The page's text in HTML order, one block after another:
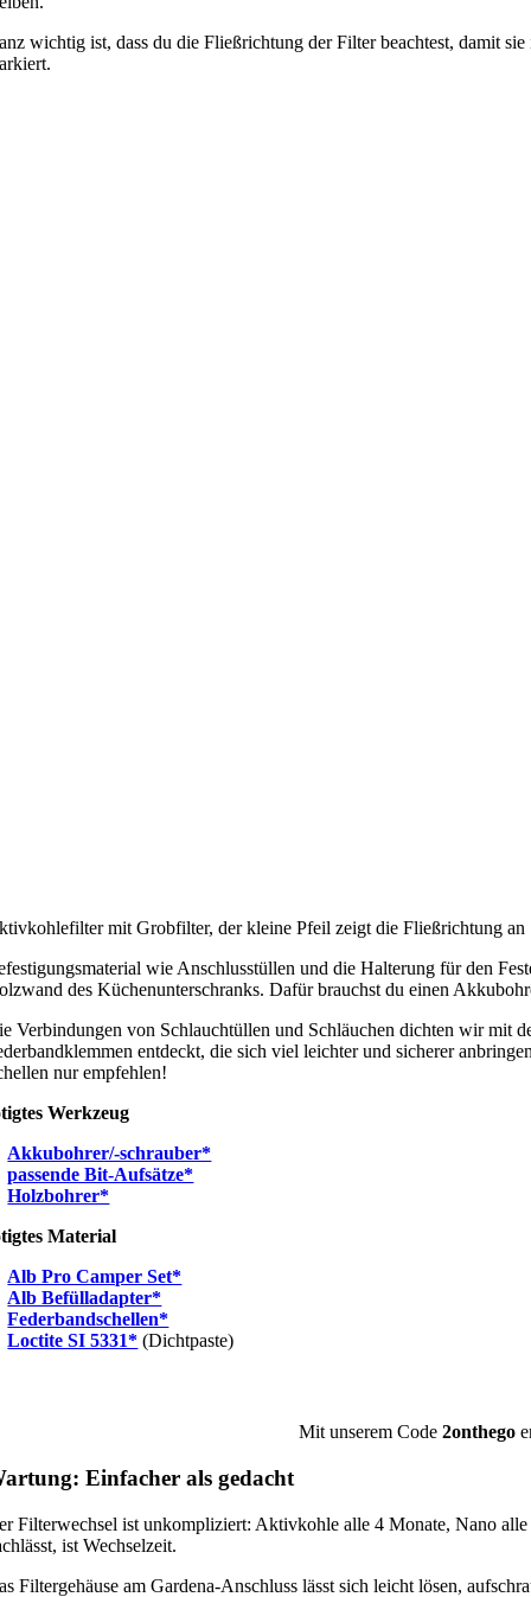
wichtig ist, dass du die Fließrichtung der Filter beachtest, damit
mit Grobfilter, der kleine Pfeil zeigt die Fließrichtung an
wie Anschlusstüllen und die Halterung für den
des Küchenunterschranks. Dafür brauchst du einen
Verbindungen von Schlauchtüllen und Schläuchen dichten wir mit
entdeckt, die sich viel leichter und sicherer
nur empfehlen!
Werkzeug
Akkubohrer/-schrauber*
passende Bit-Aufsätze*
Holzbohrer*
Material
Alb Pro Camper Set*
Alb Befülladapter*
Federbandschellen*
Loctite SI 5331* (Dichtpaste)
Mit unserem Code2onthego
Einfacher als gedacht
Filterwechsel ist unkompliziert: Aktivkohle alle 4 Monate, Nano
ist Wechselzeit.
Filtergehäuse am Gardena-Anschluss lässt sich leicht lösen,